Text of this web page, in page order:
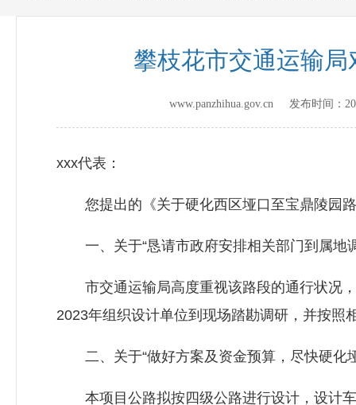
攀枝花市交通运输
www.panzhihua.gov.cn 发布时间：
xxx代表：
您提出的《关于硬化西区垭口至宝鼎陵园路
一、关于“恳请市政府安排相关部门到属地
市交通运输局高度重视该路段的通行状况，
2023年组织设计单位到现场踏勘调研，并按照
二、关于“做好方案及资金预算，尽快硬化
本项目公路拟按四级公路进行设计，设计车